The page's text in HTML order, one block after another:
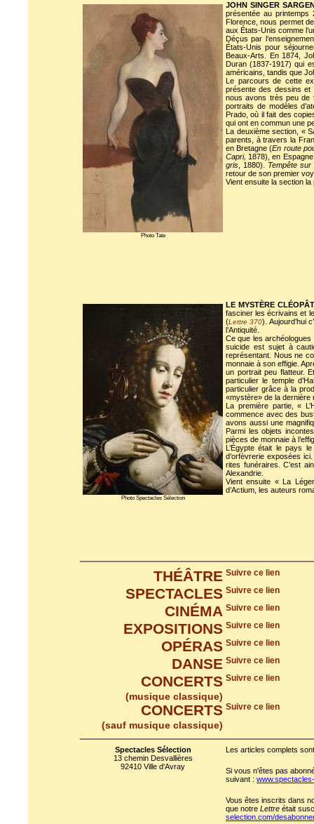
Photo Tate
JOHN SINGER
présentée au
Florence, nous permet
aux États-Unis comme
Déçus par
États-Unis pour
Beaux-Arts. En 1874,
Duran (1837-1917) qui
américains, tandis que
Le parcours de cette
présente des dessins et
nous avons très peu de
portraits de modèles
Prado, où il fait des
qui ont en commun une
La deuxième section, «
parents, à travers la
en Bretagne (En route
Capri, 1878), en
gris , 1880).
Tempête sur
retour de son premier
Vient ensuite la section
Photo Spectacles Sélection
LE MYSTÈRE
fasciner les écrivains et
(Lettre 370). Aujourd’hui
l’Antiquité.
Ce que les archéologues
suicide est sujet à
représentant. Nous ne
monnaie à son effigie.
un portrait peu flatteur.
particulier le temple
particulier grâce à la
«mystère» de la dernière
La première partie, «
commence avec des
avons aussi une
Parmi les objets
pièces de monnaie à
L’Égypte était le pays
d’orfèvrerie exposées
rites funéraires. C’est
Alexandrie.
Vient ensuite « La
d’Actium, les auteurs
THÉÂTRE Suivre ce lien
SPECTACLES Suivre ce lien
CINÉMA Suivre ce lien
EXPOSITIONS Suivre ce lien
OPÉRAS Suivre ce lien
DANSE Suivre ce lien
CONCERTS
(musique classique)
Suivre ce lien
CONCERTS
(sauf musique classique)
Suivre ce lien
Spectacles Sélection
13 chemin Desvallières
92410 Ville d'Avray
Les articles complets
Si vous n'êtes pas
suivant :
Vous êtes inscrits dans
que notre Lettre était
selection.com/